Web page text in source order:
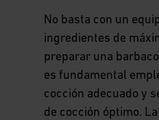
No basta con un
ingredientes de
preparar una
es fundamental
cocción adecuado y
de cocción óptimo.